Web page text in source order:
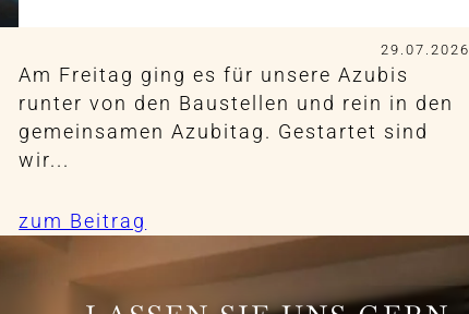
29.07.2026
Am Freitag ging es für unsere Azubis
runter von den Baustellen und rein in den
gemeinsamen Azubitag. Gestartet sind
wir...
zum Beitrag